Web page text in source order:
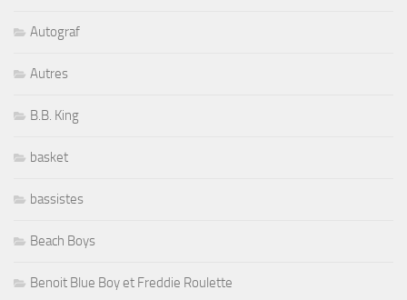
Autograf
Autres
B.B. King
basket
bassistes
Beach Boys
Benoit Blue Boy et Freddie Roulette